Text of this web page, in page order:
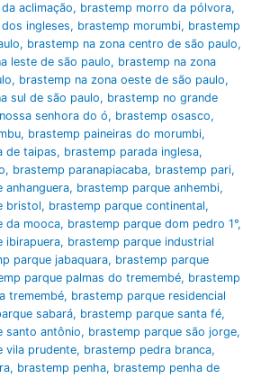
aclimação, brastemp morro da pólvora,
ingleses, brastemp morumbi, brastemp
, brastemp na zona centro de são paulo,
leste de são paulo, brastemp na zona
, brastemp na zona oeste de são paulo,
sul de são paulo, brastemp no grande
senhora do ó, brastemp osasco,
, brastemp paineiras do morumbi,
de taipas, brastemp parada inglesa,
, brastemp paranapiacaba, brastemp pari,
anhanguera, brastemp parque anhembi,
bristol, brastemp parque continental,
da mooca, brastemp parque dom pedro 1°,
ibirapuera, brastemp parque industrial
parque jabaquara, brastemp parque
parque palmas do tremembé, brastemp
tremembé, brastemp parque residencial
sabará, brastemp parque santa fé,
santo antônio, brastemp parque são jorge,
vila prudente, brastemp pedra branca,
, brastemp penha, brastemp penha de